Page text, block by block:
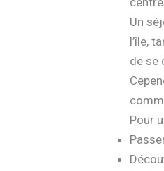
Un
l’île,
de se
Pour